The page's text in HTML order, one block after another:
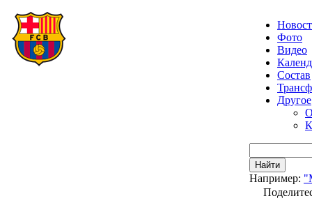
Фото
Видео
Состав
Другое
Найти
Например: